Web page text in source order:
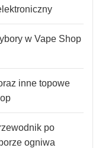
w Vape Shop
inne topowe
po
ogniwa